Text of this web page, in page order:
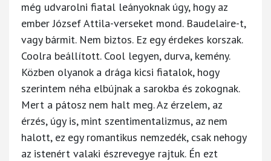
még udvarolni fiatal leányoknak úgy, hogy az
ember József Attila-verseket mond. Baudelaire-t,
vagy bármit. Nem biztos. Ez egy érdekes korszak.
Coolra beállított. Cool legyen, durva, kemény.
Közben olyanok a drága kicsi fiatalok, hogy
szerintem néha elbújnak a sarokba és zokognak.
Mert a pátosz nem halt meg. Az érzelem, az
érzés, úgy is, mint szentimentalizmus, az nem
halott, ez egy romantikus nemzedék, csak nehogy
az istenért valaki észrevegye rajtuk. Én ezt